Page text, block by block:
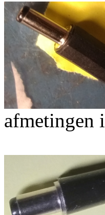
afmetingen